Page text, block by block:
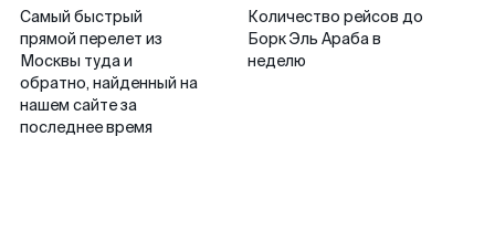
Самый быстрый
прямой перелет из
Москвы туда и
обратно, найденный на
нашем сайте за
последнее время
Количество рейсов до
Борк Эль Араба в
неделю